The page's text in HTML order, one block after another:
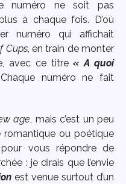
numéro ne soit pas
à chaque fois. D’où
numéro qui affichait
Cups, en train de monter
avec ce titre« A quoi
numéro ne fait
age, mais c’est un peu
romantique ou poétique
vous répondre de
: je dirais que l’envie
est venue surtout d’un